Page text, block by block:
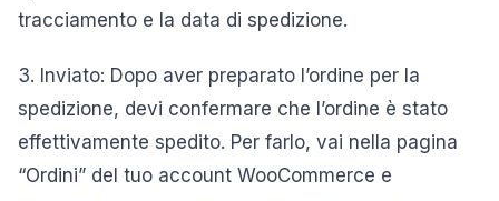
tracciamento e la data di spedizione.
3. Inviato: Dopo aver preparato l’ordine per la
spedizione, devi confermare che l’ordine è stato
effettivamente spedito. Per farlo, vai nella pagina
“Ordini” del tuo account WooCommerce e